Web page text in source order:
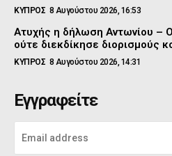
ΚΥΠΡΟΣ 8 Αυγούστου 2026, 16:53
Ατυχής η δήλωση Αντωνίου –
ούτε διεκδίκησε διορισμούς
ΚΥΠΡΟΣ 8 Αυγούστου 2026, 14:31
Εγγραφείτε